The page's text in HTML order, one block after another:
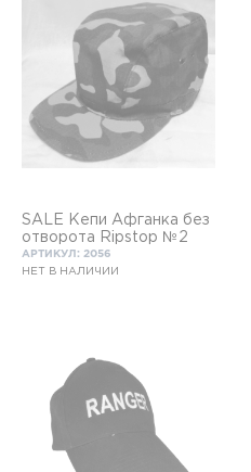
SALE Кепи Афганка без
отворота Ripstop №2
АРТИКУЛ: 2056
НЕТ В НАЛИЧИИ